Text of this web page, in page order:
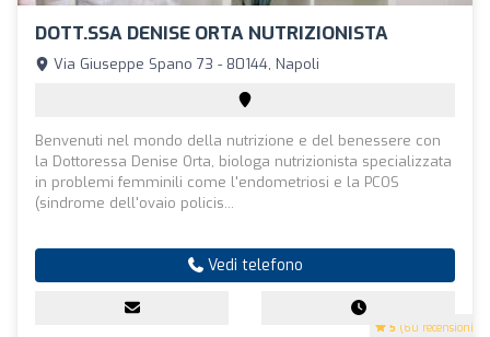
DOTT.SSA DENISE ORTA NUTRIZIONISTA
5 (60 recensioni)
Via Giuseppe Spano 73 - 80144, Napoli
Benvenuti nel mondo della nutrizione e del benessere con
la Dottoressa Denise Orta, biologa nutrizionista specializzata
in problemi femminili come l'endometriosi e la PCOS
(sindrome dell'ovaio policis...
Vedi telefono